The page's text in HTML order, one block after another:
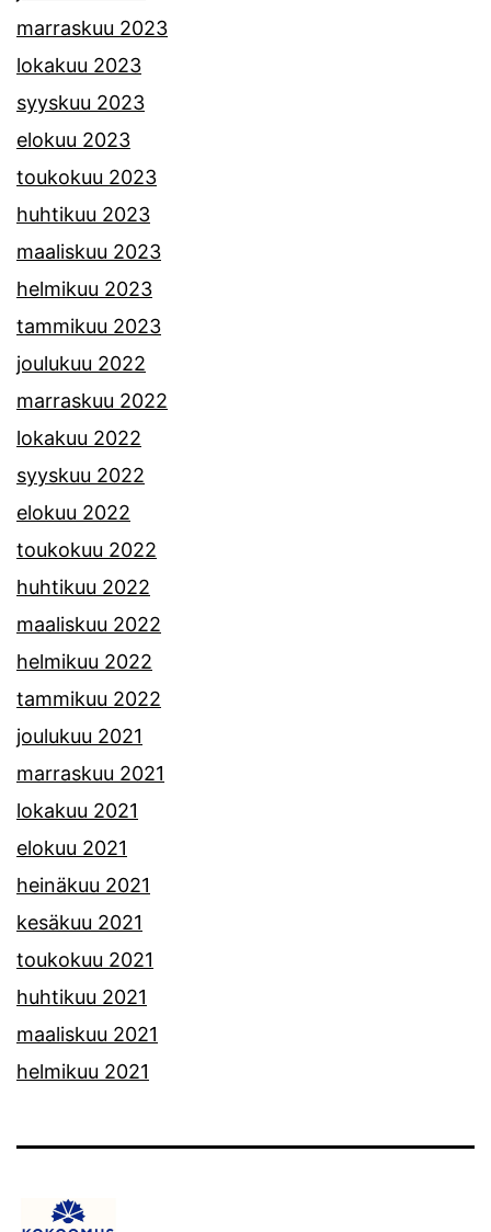
marraskuu 2023
lokakuu 2023
syyskuu 2023
elokuu 2023
toukokuu 2023
huhtikuu 2023
maaliskuu 2023
helmikuu 2023
tammikuu 2023
joulukuu 2022
marraskuu 2022
lokakuu 2022
syyskuu 2022
elokuu 2022
toukokuu 2022
huhtikuu 2022
maaliskuu 2022
helmikuu 2022
tammikuu 2022
joulukuu 2021
marraskuu 2021
lokakuu 2021
elokuu 2021
heinäkuu 2021
kesäkuu 2021
toukokuu 2021
huhtikuu 2021
maaliskuu 2021
helmikuu 2021